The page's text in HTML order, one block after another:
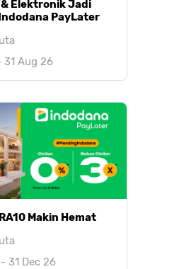
Elektronik Jadi
PayLater
31 Aug 26
Makin Hemat
31 Dec 26